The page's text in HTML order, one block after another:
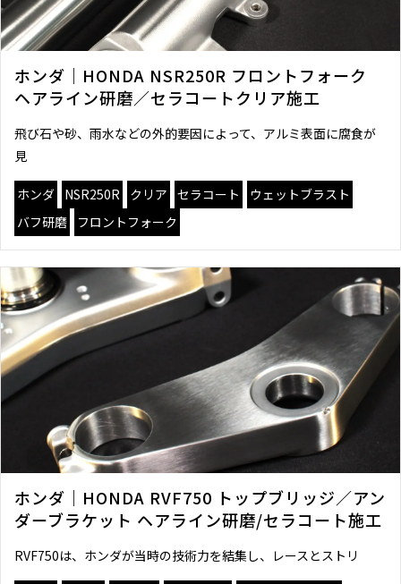
ホンダ｜HONDA NSR250R フロントフォーク
ヘアライン研磨／セラコートクリア施工
飛び石や砂、雨水などの外的要因によって、アルミ表面に腐食が
見
ホンダ NSR250R クリア セラコート
ウェットブラスト
バフ研磨
フロントフォーク
ホンダ｜HONDA RVF750 トップブリッジ／アン
ダーブラケット ヘアライン研磨/セラコート施工
RVF750は、ホンダが当時の技術力を結集し、レースとストリ